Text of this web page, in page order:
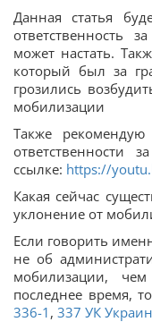
Данная статья
ответственность
может настать.
который был за
грозились
мобилизации
Также
ответственности
ссылке: https://
Какая сейчас
уклонение от
Если говорить
не об
мобилизации,
последнее время,
336-1 , 337 УК